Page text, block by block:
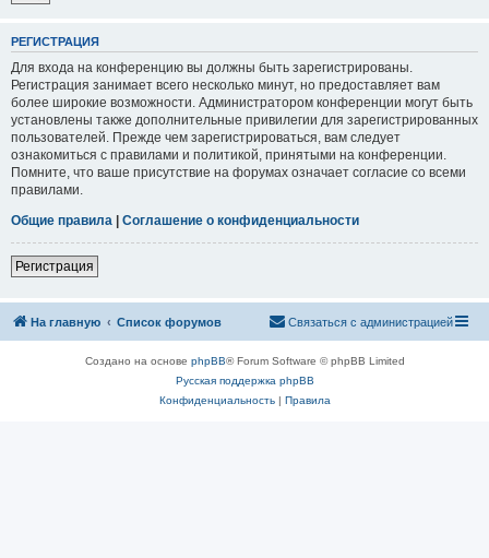
РЕГИСТРАЦИЯ
Для входа на конференцию вы должны быть зарегистрированы.
Регистрация занимает всего несколько минут, но предоставляет вам
более широкие возможности. Администратором конференции могут быть
установлены также дополнительные привилегии для зарегистрированных
пользователей. Прежде чем зарегистрироваться, вам следует
ознакомиться с правилами и политикой, принятыми на конференции.
Помните, что ваше присутствие на форумах означает согласие со всеми
правилами.
Общие правила | Соглашение о конфиденциальности
Регистрация
На главную Список форумов Связаться с администрацией
Создано на основе phpBB® Forum Software © phpBB Limited
Русская поддержка phpBB
Конфиденциальность| Правила